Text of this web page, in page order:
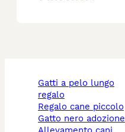
gatti a pelo lungo
regalo
regalo cane piccolo
gatto nero adozione